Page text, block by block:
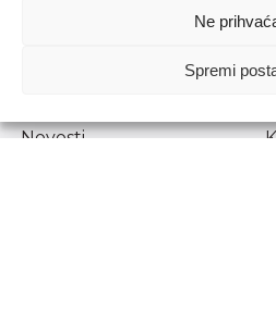
Ne
Spremi
1778129
Prenošenje sadržaja dopušteno
Novosti